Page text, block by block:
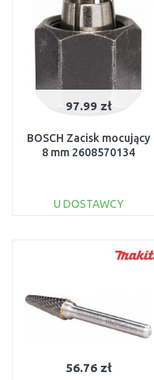
97.99 zł
BOSCH Zacisk mocujący
8 mm 2608570134
U DOSTAWCY
Do porównania
56.76 zł